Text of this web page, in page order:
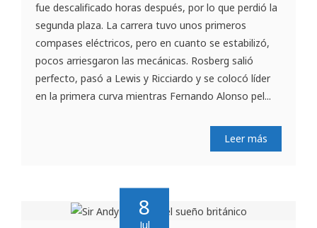
fue descalificado horas después, por lo que perdió la
segunda plaza. La carrera tuvo unos primeros
compases eléctricos, pero en cuanto se estabilizó,
pocos arriesgaron las mecánicas. Rosberg salió
perfecto, pasó a Lewis y Ricciardo y se colocó líder
en la primera curva mientras Fernando Alonso pel...
Leer más
8
Jul